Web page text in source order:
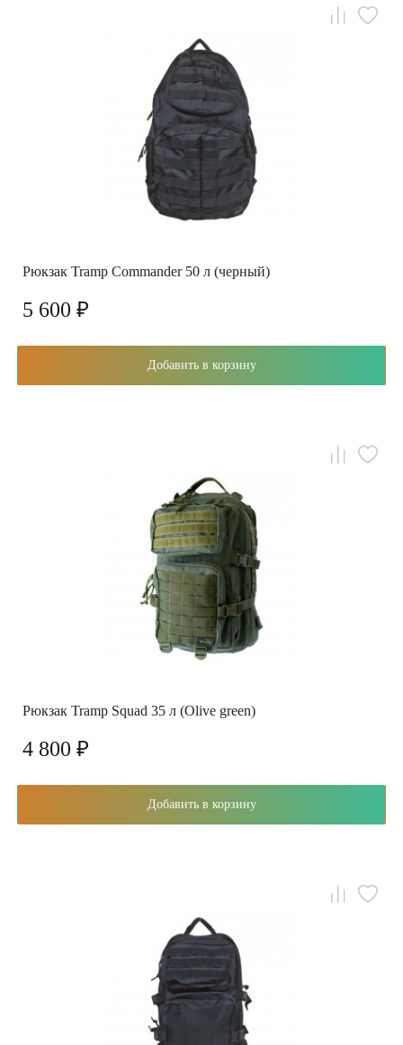
Рюкзак Tramp Commander 50 л (черный)
5 600 ₽
Добавить в корзину
Рюкзак Tramp Squad 35 л (Olive green)
4 800 ₽
Добавить в корзину